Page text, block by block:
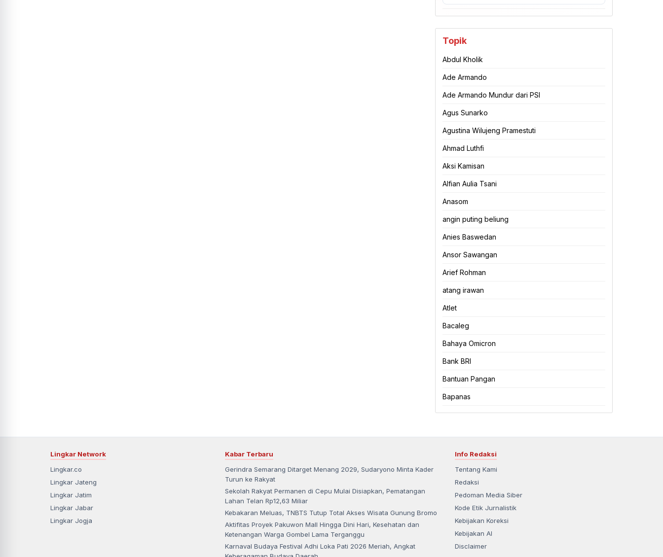
Topik
Abdul Kholik
Ade Armando
Ade Armando Mundur dari PSI
Agus Sunarko
Agustina Wilujeng Pramestuti
Ahmad Luthfi
Aksi Kamisan
Alfian Aulia Tsani
Anasom
angin puting beliung
Anies Baswedan
Ansor Sawangan
Arief Rohman
atang irawan
Atlet
Bacaleg
Bahaya Omicron
Bank BRI
Bantuan Pangan
Bapanas
Lingkar Network
Lingkar.co
Lingkar Jateng
Lingkar Jatim
Lingkar Jabar
Lingkar Jogja
Kabar Terbaru
Gerindra Semarang Ditarget Menang 2029, Sudaryono Minta Kader
Turun ke Rakyat
Sekolah Rakyat Permanen di Cepu Mulai Disiapkan, Pematangan
Lahan Telan Rp12,63 Miliar
Kebakaran Meluas, TNBTS Tutup Total Akses Wisata Gunung Bromo
Aktifitas Proyek Pakuwon Mall Hingga Dini Hari, Kesehatan dan
Ketenangan Warga Gombel Lama Terganggu
Karnaval Budaya Festival Adhi Loka Pati 2026 Meriah, Angkat
Info Redaksi
Tentang Kami
Redaksi
Pedoman Media Siber
Kode Etik Jurnalistik
Kebijakan Koreksi
Kebijakan AI
Disclaimer